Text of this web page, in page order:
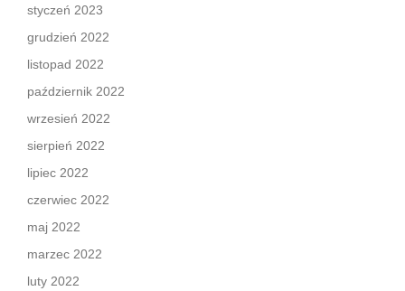
styczeń 2023
grudzień 2022
listopad 2022
październik 2022
wrzesień 2022
sierpień 2022
lipiec 2022
czerwiec 2022
maj 2022
marzec 2022
luty 2022